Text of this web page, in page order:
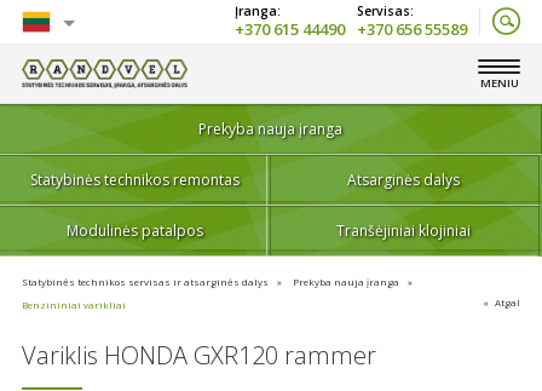
Lietuvių
English
+370 656 55589
+370 615 44490
MENIU
Prekyba nauja įranga
Statybinės technikos remontas Atsarginės dalys
Modulinės patalpos Tranšėjiniai klojiniai
Statybinės technikos servisas ir atsarginės dalys
Prekyba nauja įranga
Benzininiai varikliai
Atgal
Variklis HONDA GXR120 rammer